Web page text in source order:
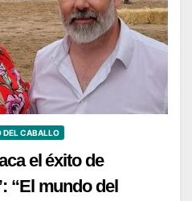
DEL CABALLO
el éxito de
“El mundo del